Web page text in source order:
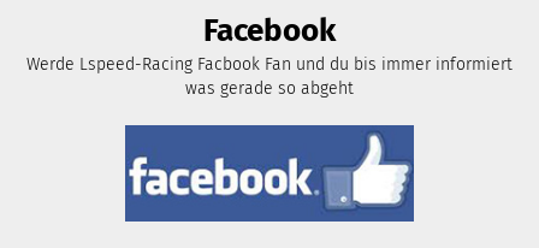
Facebook
Werde Lspeed-Racing Facbook Fan und du bis immer informiert
was gerade so abgeht